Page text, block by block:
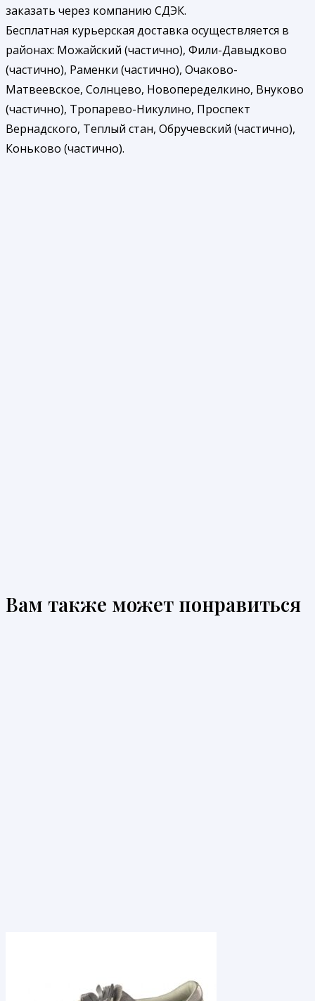
заказать через компанию СДЭК.
Бесплатная курьерская доставка осуществляется в
районах: Можайский (частично), Фили-Давыдково
(частично), Раменки (частично), Очаково-
Матвеевское, Солнцево, Новопеределкино, Внуково
(частично), Тропарево-Никулино, Проспект
Вернадского, Теплый стан, Обручевский (частично),
Коньково (частично).
Вам также может понравиться